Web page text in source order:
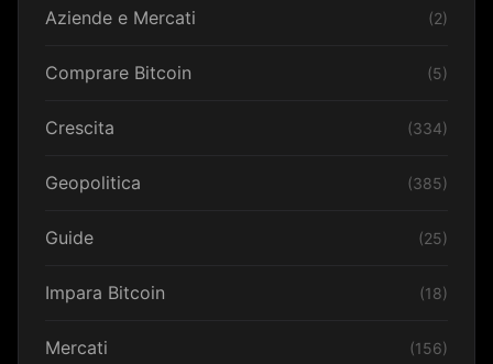
Aziende e Mercati (2)
Comprare Bitcoin (5)
Crescita (334)
Geopolitica (385)
Guide (25)
Impara Bitcoin (18)
Mercati (156)